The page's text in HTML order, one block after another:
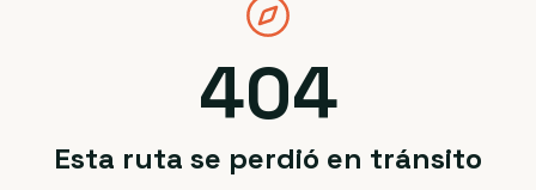
404
Esta ruta se perdió en tránsito